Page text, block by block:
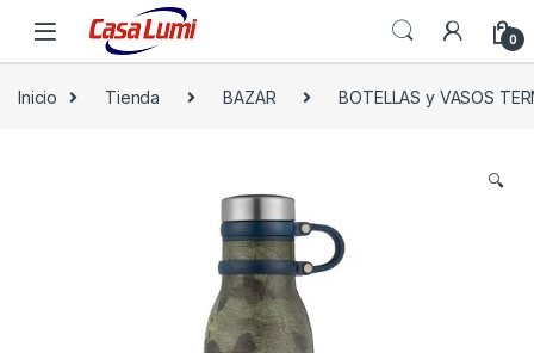
0
Inicio Tienda BAZAR BOTELLAS y VASOS
🔍